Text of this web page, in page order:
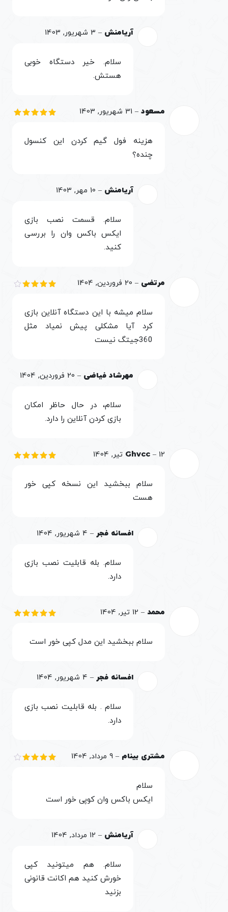
آریامنش – 3 شهریور, 1403
سلام. خیر دستگاه خوبی
هستش.
مسعود – 31 شهریور, 1403
هزینه فول گیم کردن این کنسول
چنده؟
آریامنش – 10 مهر, 1403
سلام. قسمت نصب بازی
ایکس باکس وان را بررسی
کنید.
مرتضی – 20 فروردین, 1404
سلام میشه با این دستگاه آنلاین بازی
کرد آیا مشکلی پیش نمیاد مثل
360جیتگ نیست
مهرشاد فیاضی – 20 فروردین, 1404
سلام، در حال حاظر امکان
بازی کردن آنلاین را دارد.
Ghvcc – 12 تیر, 1404
سلام ببخشید این نسخه کپی خور
هست
افسانه فجر – 4 شهریور, 1404
سلام. بله قابلیت نصب بازی
دارد.
محمد – 12 تیر, 1404
سلام ببخشید این مدل کپی خور است
افسانه فجر – 4 شهریور, 1404
سلام . بله قابلیت نصب بازی
دارد.
مشتری بینام – 9 مرداد, 1404
سلام
ایکس باکس وان کوپی خور است
آریامنش – 12 مرداد, 1404
سلام. هم میتونید کپی
خورش کنید هم اکانت قانونی
بزنید